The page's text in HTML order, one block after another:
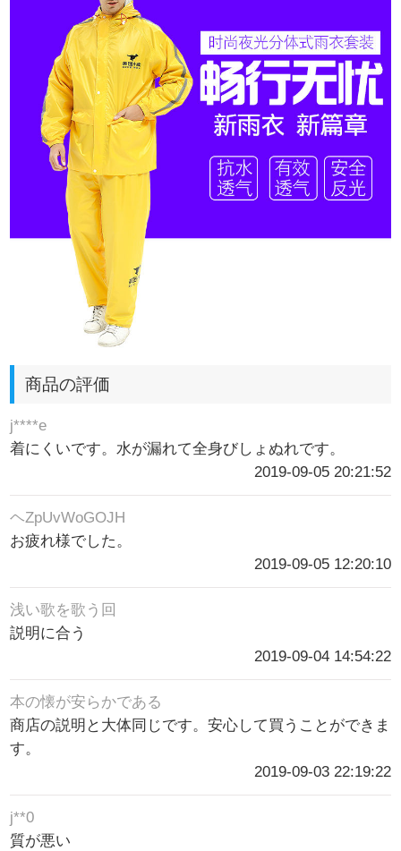
商品の評価
j****e
着にくいです。水が漏れて全身びしょぬれです。
2019-09-05 20:21:52
ヘZpUvWoGOJH
お疲れ様でした。
2019-09-05 12:20:10
浅い歌を歌う回
説明に合う
2019-09-04 14:54:22
本の懐が安らかである
商店の説明と大体同じです。安心して買うことができま
す。
2019-09-03 22:19:22
j**0
質が悪い